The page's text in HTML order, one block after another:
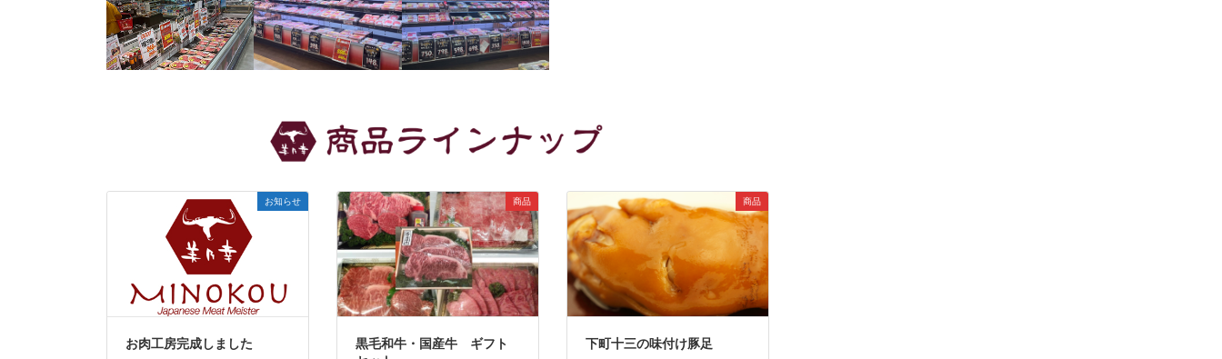
お知らせ
お肉工房完成しました
商品
黒毛和牛・国産牛 ギフト
商品
下町十三の味付け豚足